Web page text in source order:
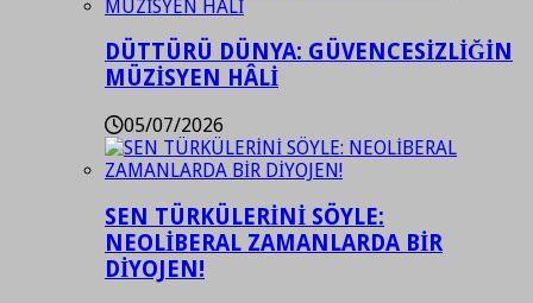
DÜTTÜRÜ DÜNYA: GÜVENCESİZLİĞİN
MÜZİSYEN HÂLİ
05/07/2026
SEN TÜRKÜLERİNİ SÖYLE:
NEOLİBERAL ZAMANLARDA BİR
DİYOJEN!